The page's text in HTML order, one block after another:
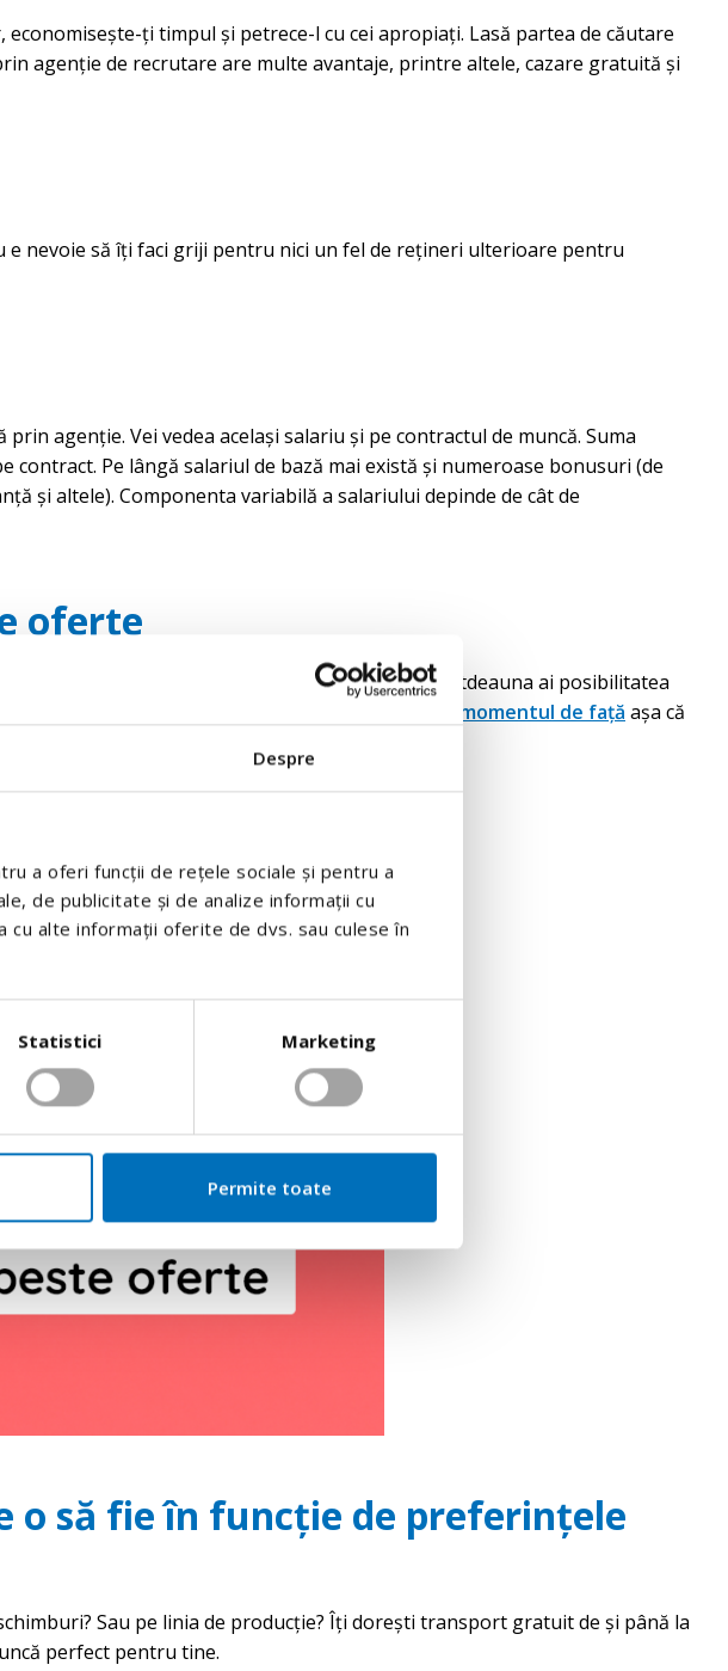
Despre
a oferi funcții de rețele sociale și pentru a
de publicitate și de analize informații cu
alte informații oferite de dvs. sau culese în
Statistici Marketing
Permite toate
ți timpul și petrece-l cu cei apropiați. Lasă partea de căutare
agenție de recrutare are multe avantaje, printre altele, cazare gratuită și
nevoie să îți faci griji pentru nici un fel de rețineri ulterioare pentru
agenție. Vei vedea același salariu și pe contractul de muncă. Suma
contract. Pe lângă salariul de bază mai există și numeroase bonusuri (de
și altele). Componenta variabilă a salariului depinde de cât de
oferte
salariul, descrierea postului sau orice altceva întotdeauna ai posibilitatea
asta.
Avem mai multe oferte disponibile în momentul de față așa că
o să fie în funcție de preferințele
Sau pe linia de producție? Îți dorești transport gratuit de și până la
perfect pentru tine.